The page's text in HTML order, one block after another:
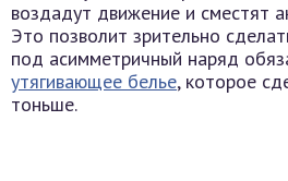
воздадут движение и сместят
Это позволит зрительно
под асимметричный наряд
утягивающее белье, которое
тоньше.